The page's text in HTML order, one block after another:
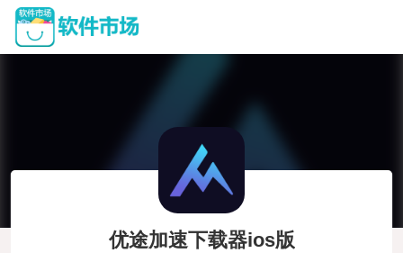
优途加速下载器ios版